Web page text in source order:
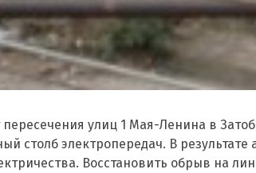
пересечения улиц 1 Мая-Ленина в
столб электропередач. В результате
Восстановить обрыв на